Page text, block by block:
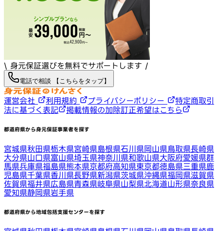
\ 身元保証選びを無料でサポートします /
電話で相談 【こちらをタップ】
運営会社 利用規約 プライバシーポリシー
特定商取引
法に基づく表記
掲載情報の加除訂正希望はこちら
都道府県から身元保証事業者を探す
宮城県秋田県栃木県宮崎県島根県石川県岡山県鳥取県長崎県
大分県山口県富山県埼玉県神奈川県和歌山県大阪府愛媛県群
馬県兵庫県福島県熊本県京都府高知県東京都徳島県三重県鹿
児島県千葉県香川県長野県新潟県茨城県沖縄県福岡県滋賀県
佐賀県福井県広島県青森県岐阜県山梨県北海道山形県奈良県
愛知県静岡県岩手県
都道府県から地域包括支援センターを探す